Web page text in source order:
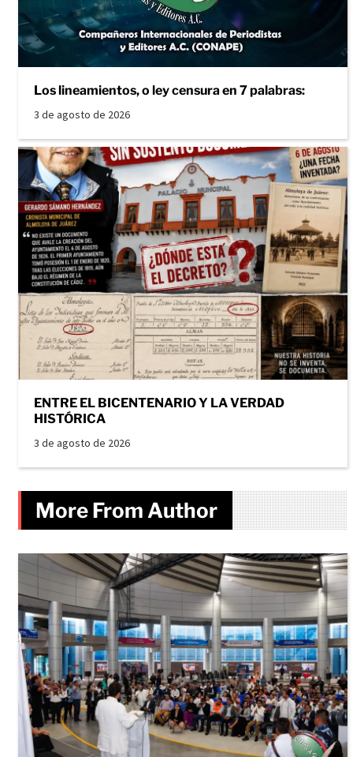
Los lineamientos, o ley censura en 7 palabras:
3 de agosto de 2026
ENTRE EL BICENTENARIO Y LA VERDAD
HISTÓRICA
3 de agosto de 2026
More From Author